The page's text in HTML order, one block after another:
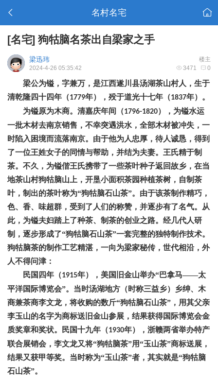
名村名宅
[名宅] 狗牯脑名茶出自梁家之手
楼主
梁迅玮
3471 0
2024-4-26 05:35:42
梁公为镒，字兼万，是江西遂川县汤湖茶山村人，生于
清乾隆四十四年（1779年），殁于道光十七年（1837年）。
为镒原为木商。清嘉庆年间（1796-1820），为镒水运
一批木材去南京销售，不幸突遇洪水，全部木材被冲失，一
时陷入困境而流落南京。由于他为人忠厚，待人诚恳，得到
了一位王姓女子的同情与帮助，并结为夫妻。王氏精于制
茶。不久，为镒偕王氏携带了一些茶叶种子返回故乡，在当
地茶山村狗牯脑山上，开垦小面积茶园种植茶树，自制茶
叶，制出的茶叶称为“狗牯脑石山茶”。由于该茶制作精巧，
色、香、味超群，受到了人们的称赞，并逐步有了名气。从
此，为镒夫妇踏上了种茶、制茶的创业之路。经几代人研
制，逐步形成了“狗牯脑石山茶”一套完整的独特制作技术。
狗牯脑茶的制作工艺精湛，一向为梁家秘传，世代相沿，外
人不得问津：
民国四年（1915年），美国旧金山举办“巴拿马——太
平洋国际博览会”。当时汤湖地方（时称三益乡）乡绅、木
商兼茶商李文龙，将收购的数斤“狗牯脑石山茶”，用其父亲
李玉山的名字为商标送旧金山参展，结果获得国际博览会金
质奖章和奖状。民国十九年（1930年），浙赣两省举办特产
联合展销会，李文龙又将“狗牯脑茶”用“玉山茶”商标送展，
结果又获甲等奖。当时称为“玉山茶”者，其实就是“狗牯脑
石山茶”。